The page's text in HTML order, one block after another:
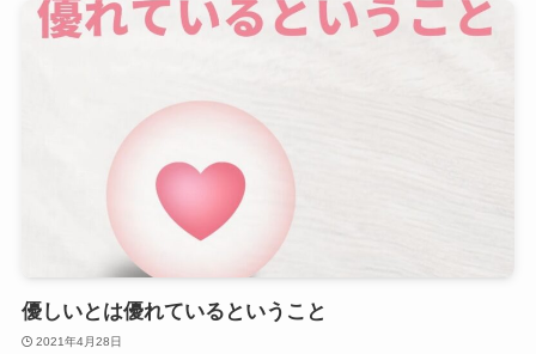
優しいとは優れているということ
2021年4月28日